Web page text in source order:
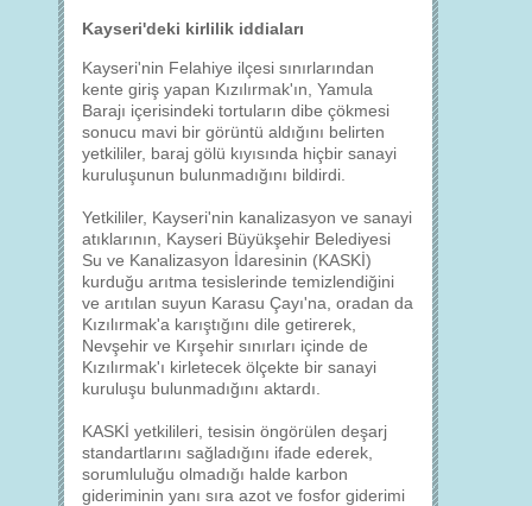
Kayseri'deki kirlilik iddiaları
Kayseri'nin Felahiye ilçesi sınırlarından
kente giriş yapan Kızılırmak'ın, Yamula
Barajı içerisindeki tortuların dibe çökmesi
sonucu mavi bir görüntü aldığını belirten
yetkililer, baraj gölü kıyısında hiçbir sanayi
kuruluşunun bulunmadığını bildirdi.
Yetkililer, Kayseri'nin kanalizasyon ve sanayi
atıklarının, Kayseri Büyükşehir Belediyesi
Su ve Kanalizasyon İdaresinin (KASKİ)
kurduğu arıtma tesislerinde temizlendiğini
ve arıtılan suyun Karasu Çayı'na, oradan da
Kızılırmak'a karıştığını dile getirerek,
Nevşehir ve Kırşehir sınırları içinde de
Kızılırmak'ı kirletecek ölçekte bir sanayi
kuruluşu bulunmadığını aktardı.
KASKİ yetkilileri, tesisin öngörülen deşarj
standartlarını sağladığını ifade ederek,
sorumluluğu olmadığı halde karbon
gideriminin yanı sıra azot ve fosfor giderimi